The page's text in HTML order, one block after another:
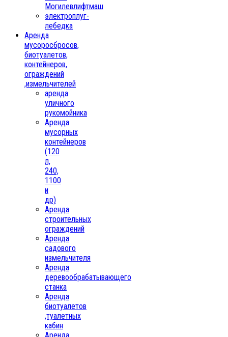
Могилевлифтмаш
электроплуг-
лебедка
Аренда
мусоросбросов,
биотуалетов,
контейнеров,
ограждений
,измельчителей
аренда
уличного
рукомойника
Аренда
мусорных
контейнеров
(120
л,
240,
1100
и
др)
Аренда
строительных
ограждений
Аренда
садового
измельчителя
Аренда
деревообрабатывающего
станка
Аренда
биотуалетов
,туалетных
кабин